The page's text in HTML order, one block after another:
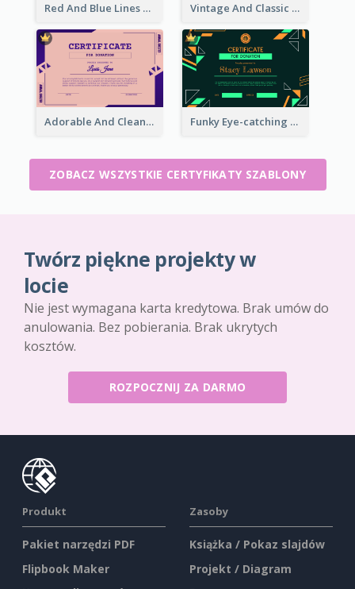
Red And Blue Lines And Badge Completion Certificate Vintage And Classic Vibrant Certificate Design Ideas
Adorable And Clean Certificate Design Ideas Funky Eye-catching Certificate Design Template
ZOBACZ WSZYSTKIE CERTYFIKATY SZABLONY
Twórz piękne projekty w
locie
Nie jest wymagana karta kredytowa. Brak umów do
anulowania. Bez pobierania. Brak ukrytych
kosztów.
ROZPOCZNIJ ZA DARMO
Produkt
Pakiet narzędzi PDF
Flipbook Maker
Zasoby
Książka / Pokaz slajdów
Projekt / Diagram